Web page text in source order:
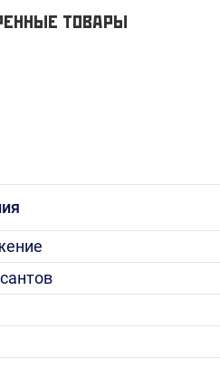
ТОВАРЫ